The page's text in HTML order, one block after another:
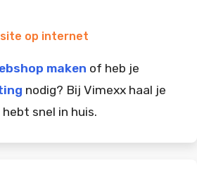
op internet
maken of heb je
nodig? Bij Vimexx haal je
snel in huis.